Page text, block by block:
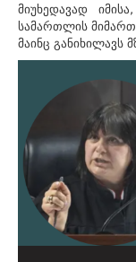
მიუხედავად
სამართლის
მაინც განიხილავს